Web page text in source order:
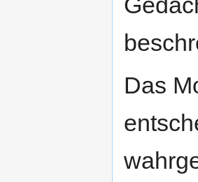
Das